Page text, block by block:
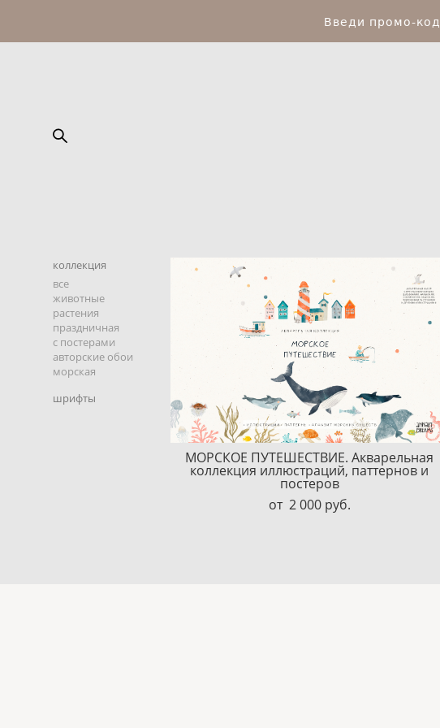
Введи промо-код
коллекция
все
животные
растения
праздничная
с постерами
авторские обои
морская
шрифты
МОРСКОЕ ПУТЕШЕСТВИЕ. Акварельная
коллекция иллюстраций, паттернов и
постеров
от 2 000 pуб.